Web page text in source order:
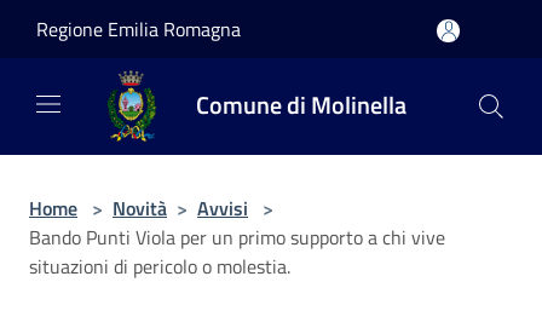
Regione Emilia Romagna
Comune di Molinella
Home > Novità > Avvisi >
Bando Punti Viola per un primo supporto a chi vive
situazioni di pericolo o molestia.